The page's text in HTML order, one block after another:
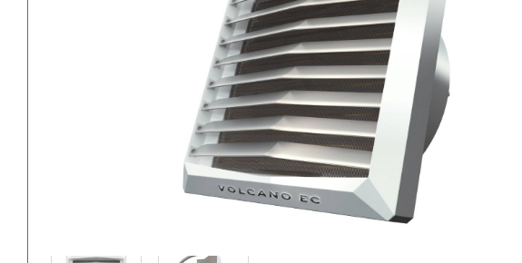
Ventiloconvectoare
tip pardoseală-tavan
Ventiloconvectoare
tip consolă
Ventiloconvectoare
de perete
Ventiloconvectoare
tip casetă